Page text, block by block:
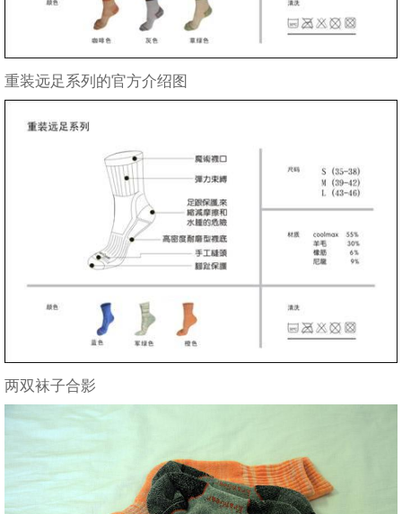
重装远足系列的官方介绍图
两双袜子合影